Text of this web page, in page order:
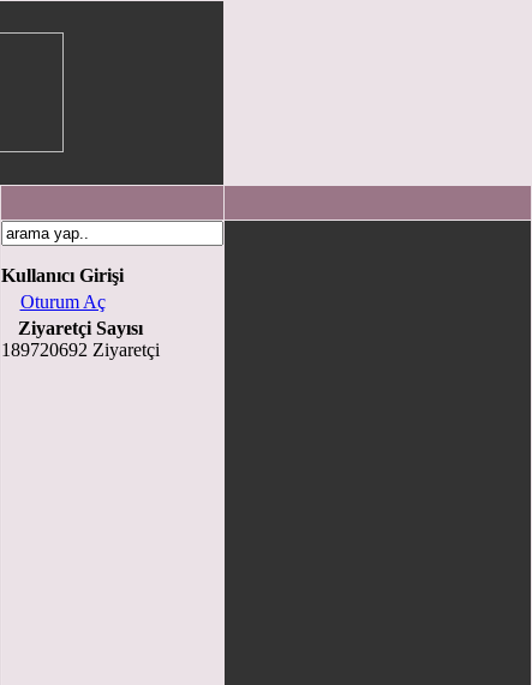
Kullanıcı Girişi
Oturum Aç
Ziyaretçi Sayısı
189720692 Ziyaretçi